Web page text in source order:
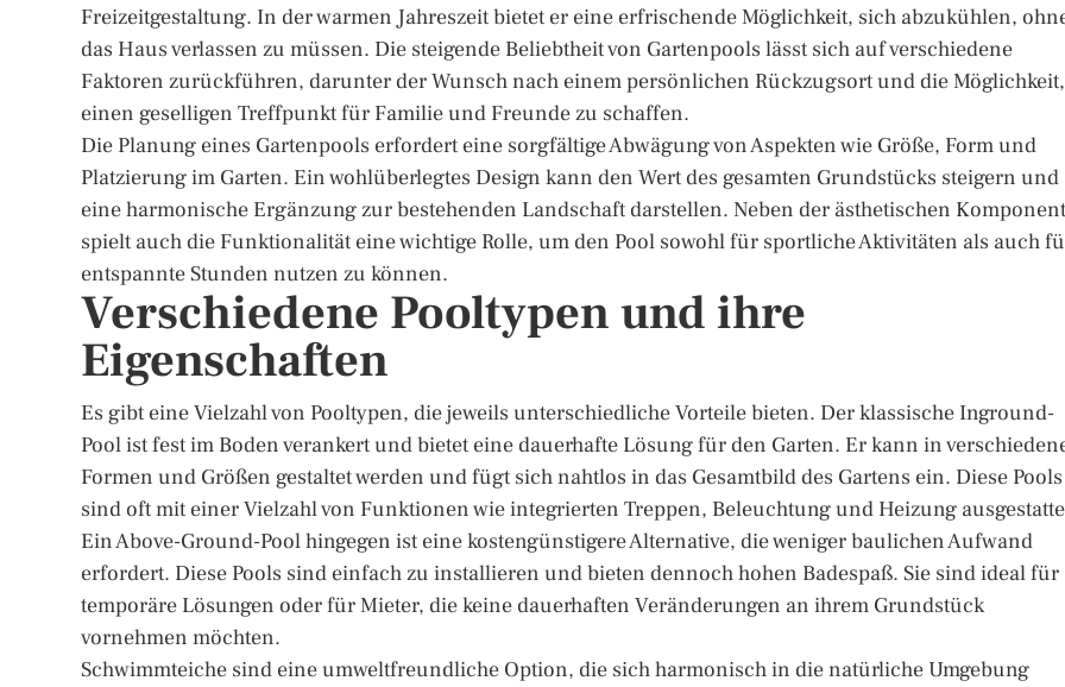
Freizeitgestaltung. In der warmen Jahreszeit bietet er eine erfrischende Möglichkeit, sich abzukühlen,
das Haus verlassen zu müssen. Die steigende Beliebtheit von Gartenpools lässt sich auf verschiedene
Faktoren zurückführen, darunter der Wunsch nach einem persönlichen Rückzugsort und die Möglichkeit,
einen geselligen Treffpunkt für Familie und Freunde zu schaffen.
Die Planung eines Gartenpools erfordert eine sorgfältige Abwägung von Aspekten wie Größe, Form und
Platzierung im Garten. Ein wohlüberlegtes Design kann den Wert des gesamten Grundstücks steigern und
eine harmonische Ergänzung zur bestehenden Landschaft darstellen. Neben der ästhetischen
spielt auch die Funktionalität eine wichtige Rolle, um den Pool sowohl für sportliche Aktivitäten als auch
entspannte Stunden nutzen zu können.
Verschiedene Pooltypen und ihre
Eigenschaften
Es gibt eine Vielzahl von Pooltypen, die jeweils unterschiedliche Vorteile bieten. Der klassische Inground-
Pool ist fest im Boden verankert und bietet eine dauerhafte Lösung für den Garten. Er kann in
Formen und Größen gestaltet werden und fügt sich nahtlos in das Gesamtbild des Gartens ein. Diese Pools
sind oft mit einer Vielzahl von Funktionen wie integrierten Treppen, Beleuchtung und Heizung
Ein Above-Ground-Pool hingegen ist eine kostengünstigere Alternative, die weniger baulichen Aufwand
erfordert. Diese Pools sind einfach zu installieren und bieten dennoch hohen Badespaß. Sie sind ideal für
temporäre Lösungen oder für Mieter, die keine dauerhaften Veränderungen an ihrem Grundstück
vornehmen möchten.
Schwimmteiche sind eine umweltfreundliche Option, die sich harmonisch in die natürliche Umgebung